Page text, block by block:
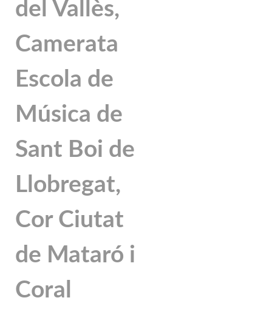
del Vallès,
Camerata
Escola de
Música de
Sant Boi de
Llobregat,
Cor Ciutat
de Mataró i
Coral